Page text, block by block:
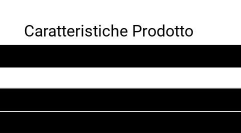
Caratteristiche Prodotto